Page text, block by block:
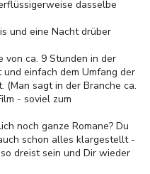
dasselbe
und eine Nacht drüber
von ca. 9 Stunden in der
einfach dem Umfang der
(Man sagt in der Branche ca.
- soviel zum
noch ganze Romane? Du
schon alles klargestellt -
dreist sein und Dir wieder